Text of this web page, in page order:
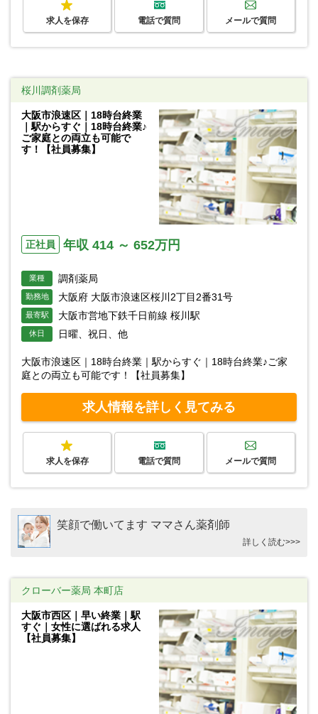
求人を保存 電話で質問 メールで質問
桜川調剤薬局
大阪市浪速区｜18時台終業
｜駅からすぐ｜18時台終業♪
ご家庭との両立も可能で
す！【社員募集】
正社員 年収 414 ～ 652万円
業種 調剤薬局
勤務地 大阪府 大阪市浪速区桜川2丁目2番31号
最寄駅 大阪市営地下鉄千日前線 桜川駅
休日 日曜、祝日、他
大阪市浪速区｜18時台終業｜駅からすぐ｜18時台終業♪ご家
庭との両立も可能です！【社員募集】
求人情報を詳しく見てみる
求人を保存 電話で質問 メールで質問
笑顔で働いてます ママさん薬剤師
詳しく読む>>>
クローバー薬局 本町店
大阪市西区｜早い終業｜駅
すぐ｜女性に選ばれる求人
【社員募集】